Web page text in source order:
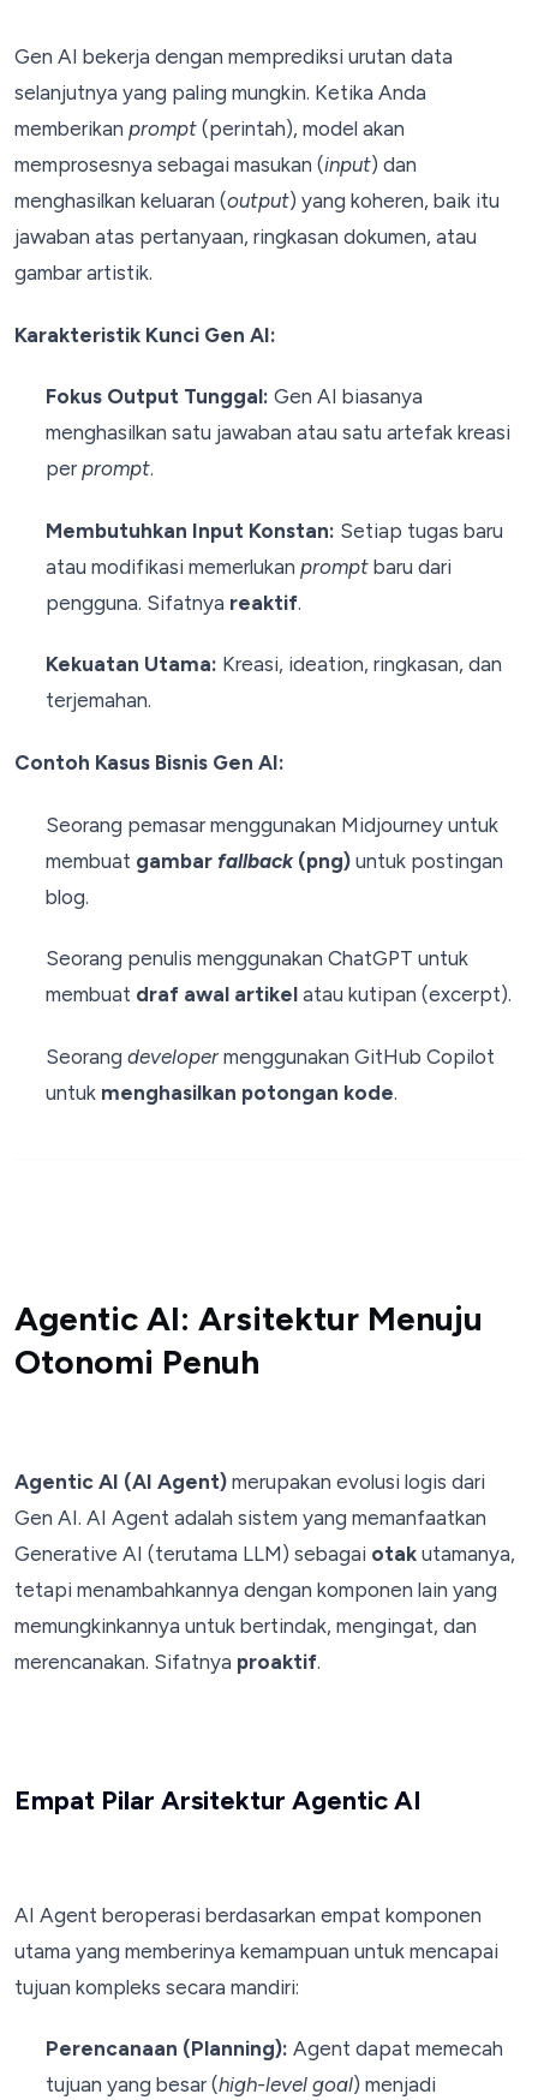
Gen AI bekerja dengan memprediksi urutan data
selanjutnya yang paling mungkin. Ketika Anda
memberikan prompt (perintah), model akan
memprosesnya sebagai masukan (input) dan
menghasilkan keluaran (output) yang koheren, baik itu
jawaban atas pertanyaan, ringkasan dokumen, atau
gambar artistik.
Karakteristik Kunci Gen AI:
Fokus Output Tunggal: Gen AI biasanya
menghasilkan satu jawaban atau satu artefak kreasi
per prompt.
Membutuhkan Input Konstan: Setiap tugas baru
atau modifikasi memerlukan promptbaru dari
pengguna. Sifatnya reaktif.
Kekuatan Utama: Kreasi, ideation, ringkasan, dan
terjemahan.
Contoh Kasus Bisnis Gen AI:
Seorang pemasar menggunakan Midjourney untuk
membuat gambar fallback(png)untuk postingan
blog.
Seorang penulis menggunakan ChatGPT untuk
membuat draf awal artikelatau kutipan (excerpt).
Seorang developermenggunakan GitHub Copilot
untuk menghasilkan potongan kode.
Agentic AI: Arsitektur Menuju
Otonomi Penuh
Agentic AI (AI Agent) merupakan evolusi logis dari
Gen AI. AI Agent adalah sistem yang memanfaatkan
Generative AI (terutama LLM) sebagai otak utamanya,
tetapi menambahkannya dengan komponen lain yang
memungkinkannya untuk bertindak, mengingat, dan
merencanakan. Sifatnya proaktif.
Empat Pilar Arsitektur Agentic AI
AI Agent beroperasi berdasarkan empat komponen
utama yang memberinya kemampuan untuk mencapai
tujuan kompleks secara mandiri:
Perencanaan (Planning): Agent dapat memecah
tujuan yang besar (high-level goal) menjadi